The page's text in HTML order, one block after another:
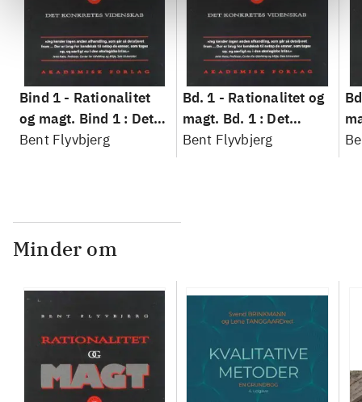
Bind 1 - Rationalitet
og magt. Bind 1 : Det
konkretes videnskab
Bent Flyvbjerg
Bd. 1 - Rationalitet og
magt. Bd. 1 : Det
konkretes videnskab
Bent Flyvbjerg
Minder om